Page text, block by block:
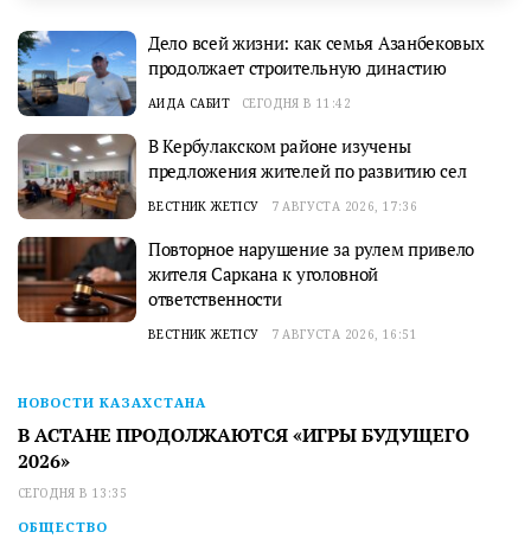
Дело всей жизни: как семья Азанбековых
продолжает строительную династию
АИДА САБИТ СЕГОДНЯ В 11:42
В Кербулакском районе изучены
предложения жителей по развитию сел
ВЕСТНИК ЖЕТІСУ 7 АВГУСТА 2026, 17:36
Повторное нарушение за рулем привело
жителя Саркана к уголовной
ответственности
ВЕСТНИК ЖЕТІСУ 7 АВГУСТА 2026, 16:51
НОВОСТИ КАЗАХСТАНА
В АСТАНЕ ПРОДОЛЖАЮТСЯ «ИГРЫ БУДУЩЕГО
2026»
СЕГОДНЯ В 13:35
ОБЩЕСТВО